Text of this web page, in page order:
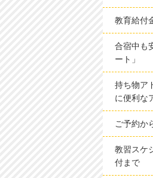
教育給付
合宿中も
ート」
持ち物ア
に便利な
ご予約か
教習スケ
付まで